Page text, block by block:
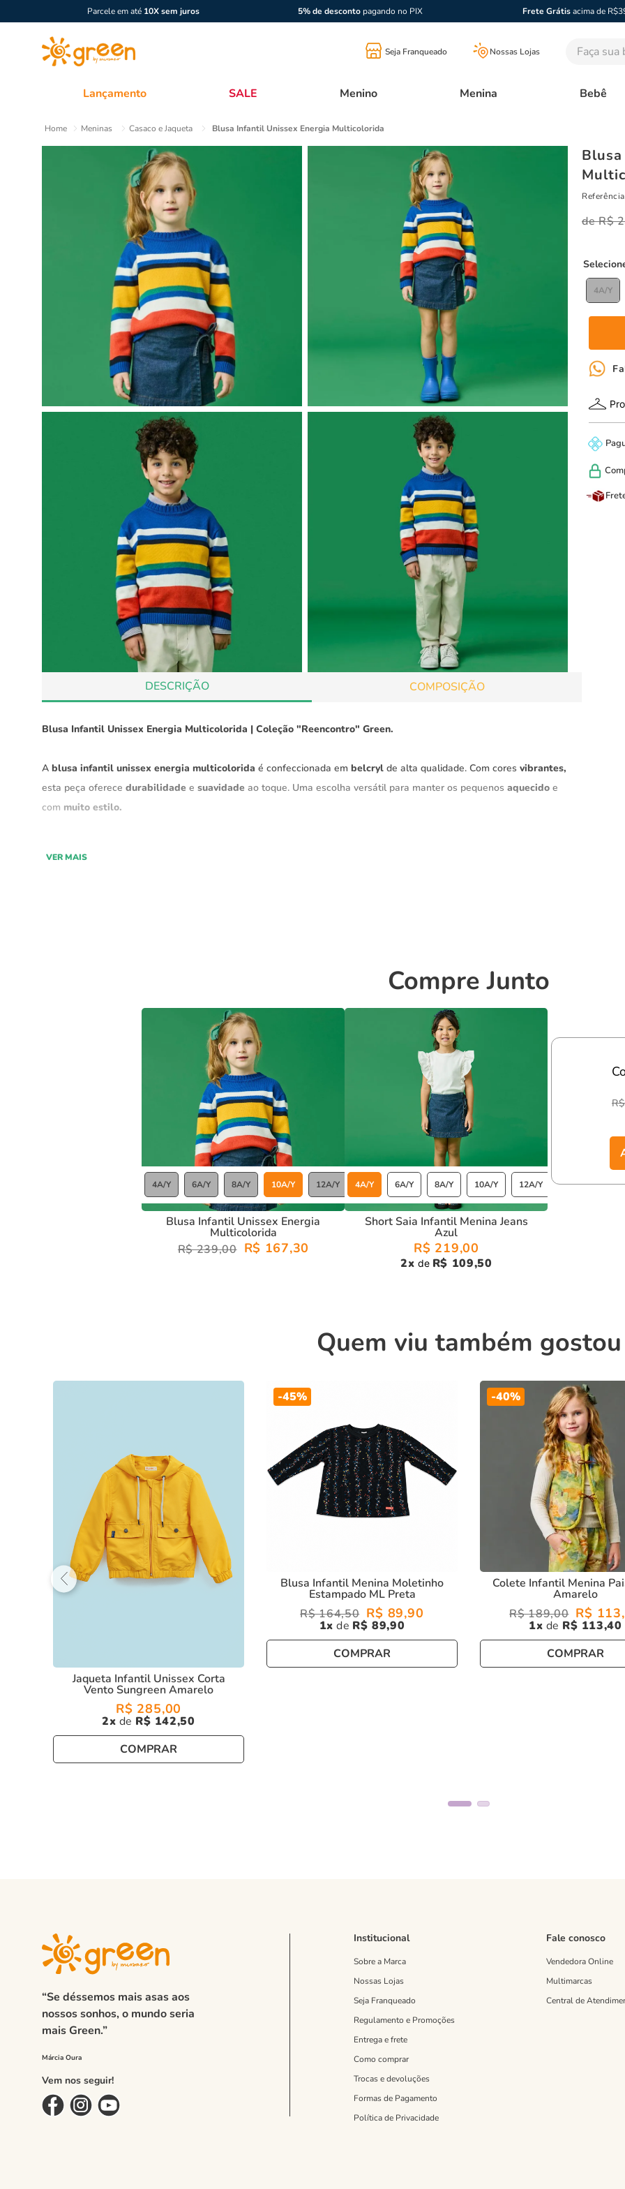
Parcele em até 10X sem juros 5% de descontopagando no PIX Frete Grátisacima de
Seja Franqueado Nossas Lojas Faça sua
Lançamento SALE Menino Menina Bebê
Meninas Casaco e Jaqueta Blusa Infantil Unissex Energia Multicolorida
DESCRIÇÃO COMPOSIÇÃO
Blusa Infantil Unissex Energia Multicolorida | Coleção "Reencontro" Green.
A blusa infantil unissex energia multicolorida é confeccionada em belcryl de alta qualidade. Com cores vibrantes,
esta peça oferece durabilidade e suavidade ao toque. Uma escolha versátil para manter os pequenos aquecido e
com muito estilo.
, os pequenos estarão protegidos, confortáveis e estilosos,
VER MAIS
Referência
R$
4A/Y
Compre Junto
4A/Y 6A/Y 8A/Y 10A/Y 12A/Y
Blusa Infantil Unissex Energia
Multicolorida
R$ 239,00 R$ 167,30
4A/Y 6A/Y 8A/Y 10A/Y 12A/Y
Short Saia Infantil Menina Jeans
Azul
R$ 219,00
2x de R$ 109,50
Quem viu também gostou
Jaqueta Infantil Unissex Corta
Vento Sungreen Amarelo
R$ 285,00
2 R$ 142,50
COMPRAR
-45%
Blusa Infantil Menina Moletinho
Estampado ML Preta
R$ 164,50 R$ 89,90
1 R$ 89,90
COMPRAR
-40%
Colete Infantil Menina
Amarelo
R$ 189,00 R$ 113,
1 R$ 113,40
COMPRAR
“Se déssemos mais asas aos
nossos sonhos, o mundo seria
mais Green.”
Vem nos seguir!
Institucional
Sobre a Marca
Nossas Lojas
Seja Franqueado
Regulamento e Promoções
Entrega e frete
Como comprar
Trocas e devoluções
Formas de Pagamento
Política de Privacidade
Fale conosco
Vendedora Online
Multimarcas
Central de